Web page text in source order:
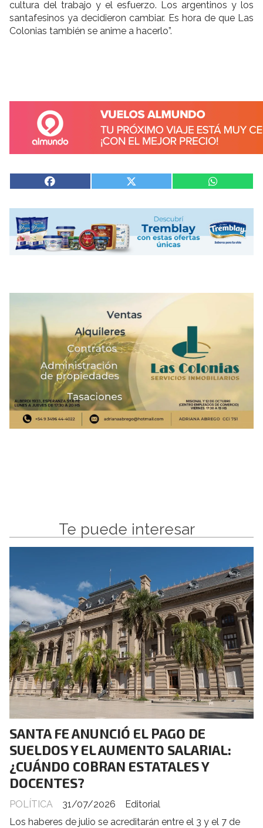
cultura del trabajo y el esfuerzo. Los argentinos y los
santafesinos ya decidieron cambiar. Es hora de que Las
Colonias también se anime a hacerlo”.
Te puede interesar
SANTA FE ANUNCIÓ EL PAGO DE
SUELDOS Y EL AUMENTO SALARIAL:
¿CUÁNDO COBRAN ESTATALES Y
DOCENTES?
Editorial
POLÍTICA
31/07/2026
Los haberes de julio se acreditarán entre el 3 y el 7 de